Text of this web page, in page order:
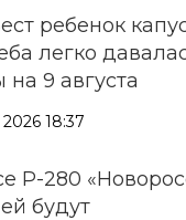
ребенок
легко
9 августа
18:37
Р-280
будут